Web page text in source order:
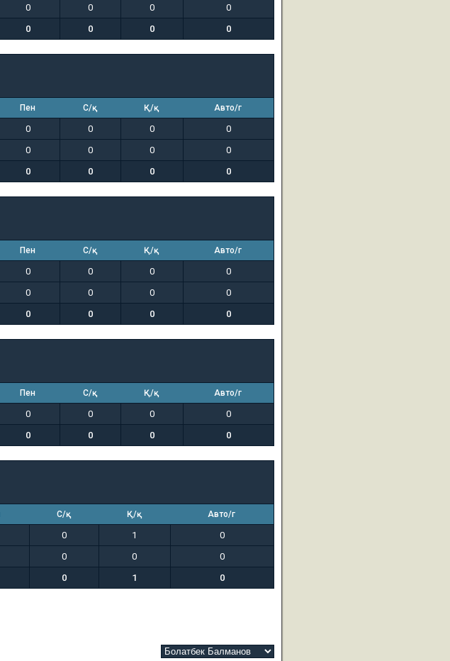
0 0 0
0
0 0 0 0
Пен С/қ Қ/қ Авто/г
0 0 0
0
0 0 0
0
0 0 0 0
Пен С/қ Қ/қ Авто/г
0 0 0
0
0 0 0
0
0 0 0 0
Пен С/қ Қ/қ Авто/г
0 0 0
0
0 0 0 0
С/қ Қ/қ Авто/г
0 1
0
0 0
0
0 1 0